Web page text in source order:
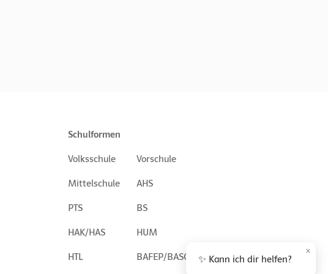
Schulformen
Volksschule Vorschule
Mittelschule AHS
PTS BS
HAK/HAS HUM
HTL BAFEP/BASOP ✨ Kann ich dir helfen?
×